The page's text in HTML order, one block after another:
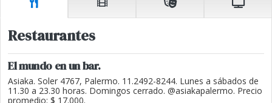
Restaurantes
El mundo en un bar.
Asiaka. Soler 4767, Palermo. 11.2492-8244. Lunes a sábados de
11.30 a 23.30 horas. Domingos cerrado. @asiakapalermo. Precio
promedio: $ 17.000.